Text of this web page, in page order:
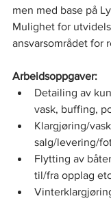
men med base på
Mulighet for
ansvarsområdet for
Arbeidsoppgaver:
Detailing av
vask, buffing,
Klargjøring/
salg/levering/
Flytting av
til/fra opplag